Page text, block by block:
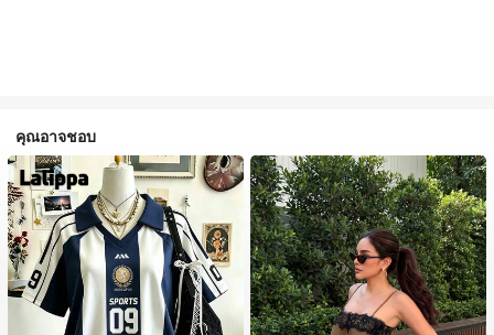
คุณอาจชอบ